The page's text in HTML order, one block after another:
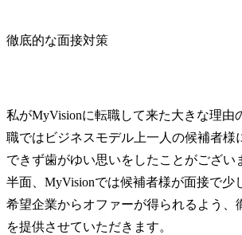
徹底的な面接対策
私がMyVisionに転職して来た大きな理由
職ではビジネスモデル上一人の候補者様
できず歯がゆい思いをしたことがござい
半面、MyVisionでは候補者様が面接で少
希望企業からオファーが得られるよう、
を提供させていただきます。